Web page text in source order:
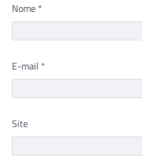
Nome *
E-mail *
Site